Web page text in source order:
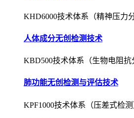
KBD500技术体系（生物电阻抗分
肺功能无创检测与评估技术
KPF1000技术体系（压差式检测
解决方案
探索所有解决方案